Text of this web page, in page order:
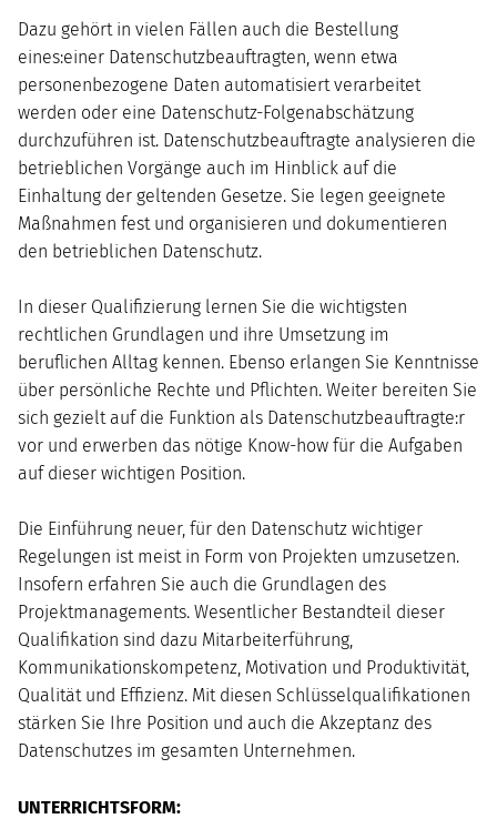
Dazu gehört in vielen Fällen auch die Bestellung
eines:einer Datenschutzbeauftragten, wenn etwa
personenbezogene Daten automatisiert verarbeitet
werden oder eine Datenschutz-Folgenabschätzung
durchzuführen ist. Datenschutzbeauftragte analysieren die
betrieblichen Vorgänge auch im Hinblick auf die
Einhaltung der geltenden Gesetze. Sie legen geeignete
Maßnahmen fest und organisieren und dokumentieren
den betrieblichen Datenschutz.
In dieser Qualifizierung lernen Sie die wichtigsten
rechtlichen Grundlagen und ihre Umsetzung im
beruflichen Alltag kennen. Ebenso erlangen Sie Kenntnisse
über persönliche Rechte und Pflichten. Weiter bereiten Sie
sich gezielt auf die Funktion als Datenschutzbeauftragte:r
vor und erwerben das nötige Know-how für die Aufgaben
auf dieser wichtigen Position.
Die Einführung neuer, für den Datenschutz wichtiger
Regelungen ist meist in Form von Projekten umzusetzen.
Insofern erfahren Sie auch die Grundlagen des
Projektmanagements. Wesentlicher Bestandteil dieser
Qualifikation sind dazu Mitarbeiterführung,
Kommunikationskompetenz, Motivation und Produktivität,
Qualität und Effizienz. Mit diesen Schlüsselqualifikationen
stärken Sie Ihre Position und auch die Akzeptanz des
Datenschutzes im gesamten Unternehmen.
UNTERRICHTSFORM: